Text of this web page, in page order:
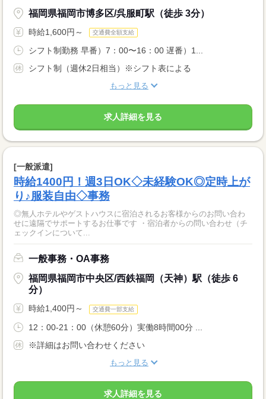
福岡県福岡市博多区/呉服町駅（徒歩 3分）
時給1,600円～ 交通費全額支給
シフト制勤務 早番）7：00〜16：00 遅番）1...
シフト制（週休2日相当）※シフト表による
もっと見る
求人詳細を見る
[一般派遣]
時給1400円！週3日OK◇未経験OK◎定時上が
り♪服装自由◇事務
◎無人ホテルやゲストハウスに宿泊されるお客様からのお問い合わ
せに遠隔でサポートするお仕事です ・宿泊者からの問い合わせ（チ
ェックインについて...
一般事務・OA事務
福岡県福岡市中央区/西鉄福岡（天神）駅（徒歩 6
分）
時給1,400円～ 交通費一部支給
12：00-21：00（休憩60分）実働8時間00分 ...
※詳細はお問い合わせください
もっと見る
求人詳細を見る